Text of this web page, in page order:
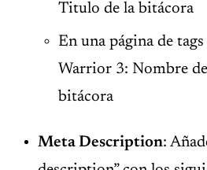
Titulo de la bitácora
En una página de
Warrior 3: Nombre
bitácora
Meta Description: